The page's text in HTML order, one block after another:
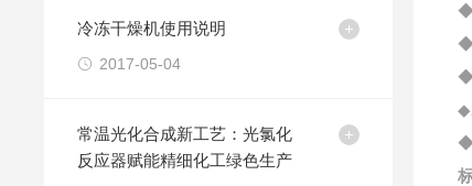
冷冻干燥机使用说明
2017-05-04
常温光化合成新工艺：光氯化
反应器赋能精细化工绿色生产
◆
◆
◆
◆